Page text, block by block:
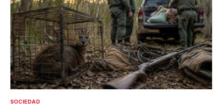
SOCIEDAD